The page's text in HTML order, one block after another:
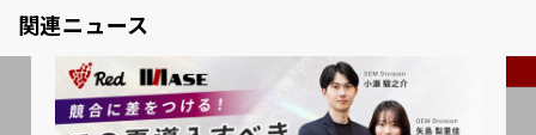
関連ニュース